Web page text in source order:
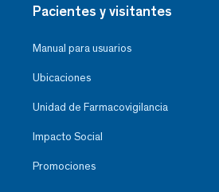
Pacientes y visitantes
Manual para usuarios
Ubicaciones
Unidad de Farmacovigilancia
Impacto Social
Promociones